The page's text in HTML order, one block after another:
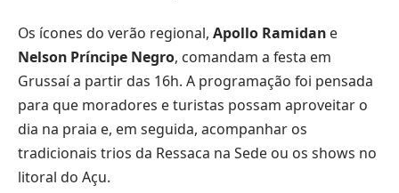
Os ícones do verão regional, Apollo Ramidan e
Nelson Príncipe Negro, comandam a festa em
Grussaí a partir das 16h. A programação foi pensada
para que moradores e turistas possam aproveitar o
dia na praia e, em seguida, acompanhar os
tradicionais trios da Ressaca na Sede ou os shows no
litoral do Açu.